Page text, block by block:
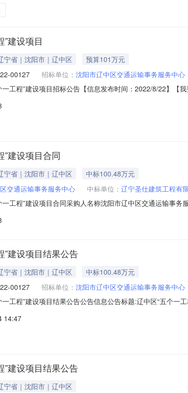
”建设项目
宁省｜沈阳市｜辽中区
预算101万元
00127 招标单位： 沈阳市辽中区交通运输事务服务中心
一工程”建设项目招标公告【信息发布时间：2022/8/22】【
目包组编号：001预算金额（元）：1,010,000.00最高限价
”建设项目合同
宁省｜沈阳市｜辽中区
中标100.48万元
交通运输事务服务中心 中标单位： 辽宁圣仕建筑工程有
一工程”建设项目合同采购人名称沈阳市辽中区交通运输事
”建设项目结果公告
宁省｜沈阳市｜辽中区
中标100.48万元
00127 招标单位： 沈阳市辽中区交通运输事务服务中心
一工程”建设项目结果公告公告信息公告标题:辽中区“五个
：辽中区“五个一工程”建设供应商名称：辽宁圣仕建筑工程
14:47
”建设项目结果公告
宁省｜沈阳市｜辽中区